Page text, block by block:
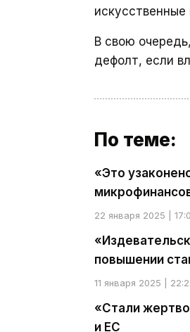
В свою
дефолт, если
По теме:
«Это
22 января 2025 |
повышении
11 января 2025 |
«Стали
и ЕС